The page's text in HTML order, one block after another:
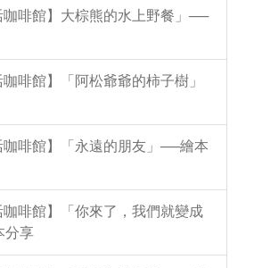
啡館】大棕熊的水上野餐」──
啡館】「阿松爺爺的柿子樹」
啡館】「永遠的朋友」──繪本
啡館】「你來了，我們就變成
分享